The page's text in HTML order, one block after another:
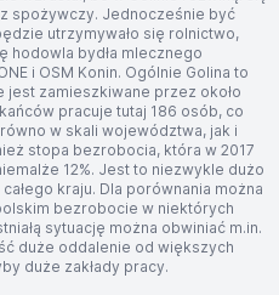
spożywczy. Jednocześnie być
utrzymywało się rolnictwo,
hodowla bydła mlecznego
i OSM Konin. Ogólnie Golina to
jest zamieszkiwane przez około
pracuje tutaj 186 osób, co
w skali województwa, jak i
stopa bezrobocia, która w 2017
12%. Jest to niezwykle dużo
kraju. Dla porównania można
bezrobocie w niektórych
sytuację można obwiniać m.in.
duże oddalenie od większych
duże zakłady pracy.